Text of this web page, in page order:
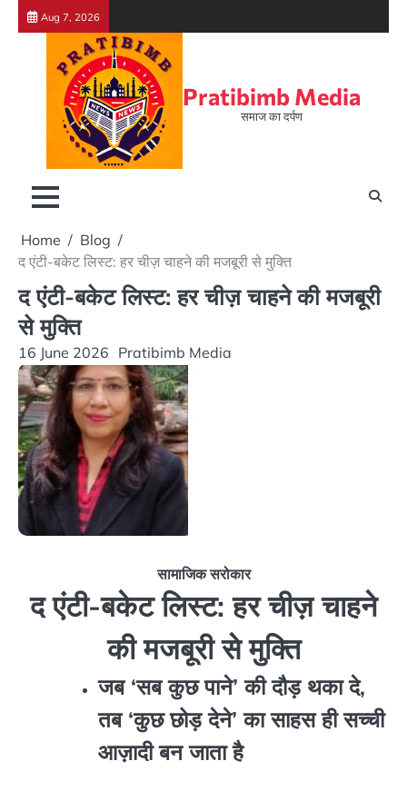
Skip
Aug 7, 2026
Pratibimb Media
समाज का दर्पण
Home
Blog
द एंटी-बकेट लिस्ट: हर चीज़ चाहने की मजबूरी से मुक्ति
द एंटी-बकेट लिस्ट: हर चीज़ चाहने की मजबूरी
से मुक्ति
16 June 2026 Pratibimb Media
सामाजिक सरोकार
द एंटी-बकेट लिस्ट: हर चीज़ चाहने
की मजबूरी से मुक्ति
जब ‘सब कुछ पाने’ की दौड़ थका दे,
तब ‘कुछ छोड़ देने’ का साहस ही सच्ची
आज़ादी बन जाता है